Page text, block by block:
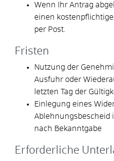
Wenn Ihr Antrag
einen
per Post.
Fristen
Nutzung der
Ausfuhr oder
letzten Tag der
Einlegung eines
Ablehnungsbescheid
nach Bekanntgabe
Erforderliche